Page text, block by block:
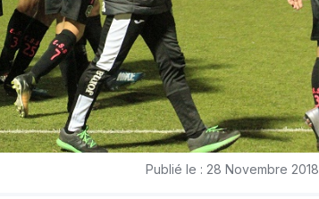
Publié le : 28 Novembre 2018